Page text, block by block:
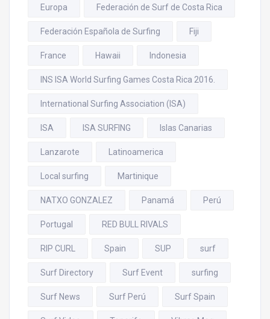
Europa Federación de Surf de Costa Rica
Federación Española de Surfing Fiji
France Hawaii Indonesia
INS ISA World Surfing Games Costa Rica 2016.
International Surfing Association (ISA)
ISA ISA SURFING Islas Canarias
Lanzarote Latinoamerica
Local surfing Martinique
NATXO GONZALEZ Panamá Perú
Portugal RED BULL RIVALS
RIP CURL Spain SUP surf
Surf Directory Surf Event surfing
Surf News Surf Perú Surf Spain